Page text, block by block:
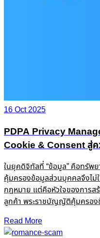
16 Oct 2025
PDPA Privacy
Cookie & Consent สู่ค
ในยุคดิจิทัลที่ “ข้อมูล” คือทรั
คุ้มครองข้อมูลส่วนบุคคลจึงไม่
กฎหมาย แต่คือหัวใจของการสร้
ลูกค้า พระราชบัญญัติคุ้มครอ
Read More